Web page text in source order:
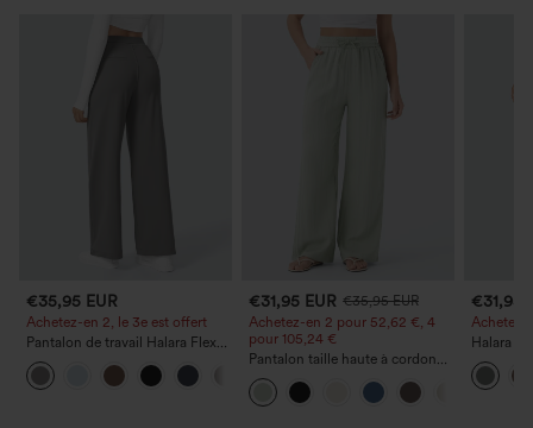
€35,95 EUR
Achetez-en 2, le 3e est offert
Pantalon de travail Halara Flex™
DayStretch à taille haute, avec
poches et coupe droite
€31,95 EUR €35,95 EUR
Achetez-en 2 pour 52,62 €, 4
pour 105,24 €
Pantalon taille haute à cordon
avec poches, jambe large et
coupe ample, style décontracté,
effet lin
€31,95
Achetez-
Halara
taille
arrière et